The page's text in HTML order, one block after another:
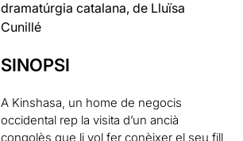
dramatúrgia catalana, de Lluïsa
Cunillé
SINOPSI
A Kinshasa, un home de negocis
occidental rep la visita d’un ancià
congolès que li vol fer conèixer el seu fill